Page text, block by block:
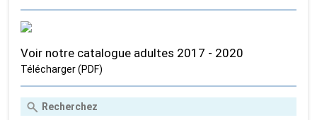
Voir notre catalogue adultes 2017 - 2020
Télécharger (PDF)